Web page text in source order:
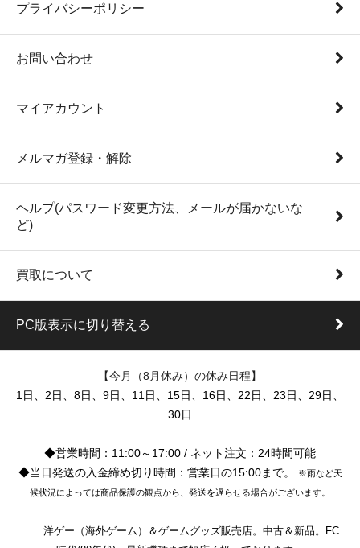
プライバシーポリシー
お問い合わせ
マイアカウント
メルマガ登録・解除
ヘルプ(パスワード変更方法、メールが届かないな
ど)
買取について
PC版表示に切り替える
【今月（8月休み）の休み日程】
1日、2日、8日、9日、11日、15日、16日、22日、23日、29日、
30日
◆営業時間：11:00～17:00 / ネット注文：24時間可能
◆当日発送の入金締め切り時間：営業日の15:00まで。
※雨など天
候状況によっては商品保護の観点から、発送を遅らせる場合がございます。
洋ゲー（海外ゲーム）＆ゲームグッズ販売店。中古＆新品。FC